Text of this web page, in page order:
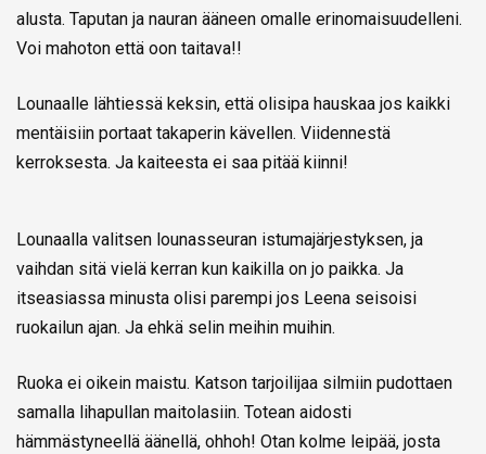
alusta. Taputan ja nauran ääneen omalle erinomaisuudelleni.
Voi mahoton että oon taitava!!
Lounaalle lähtiessä keksin, että olisipa hauskaa jos kaikki
mentäisiin portaat takaperin kävellen. Viidennestä
kerroksesta. Ja kaiteesta ei saa pitää kiinni!
Lounaalla valitsen lounasseuran istumajärjestyksen, ja
vaihdan sitä vielä kerran kun kaikilla on jo paikka. Ja
itseasiassa minusta olisi parempi jos Leena seisoisi
ruokailun ajan. Ja ehkä selin meihin muihin.
Ruoka ei oikein maistu. Katson tarjoilijaa silmiin pudottaen
samalla lihapullan maitolasiin. Totean aidosti
hämmästyneellä äänellä, ohhoh! Otan kolme leipää, josta